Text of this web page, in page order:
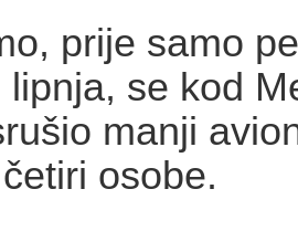
prije samo
se kod
manji
osobe.